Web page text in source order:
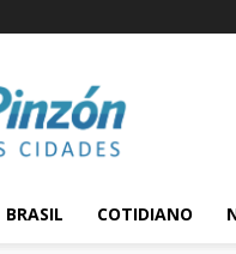
BRASIL COTIDIANO